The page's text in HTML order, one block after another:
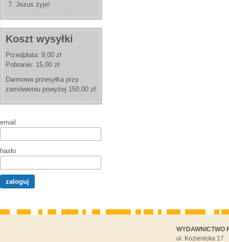
Jezus żyje!
Koszt wysyłki
Przedpłata: 9,00 zł
Pobranie: 15,00 zł
Darmowa przesyłka przy
zamówieniu powyżej 150,00 zł
email
hasło
WYDAWNICTWO
ul. Kozienicka 17